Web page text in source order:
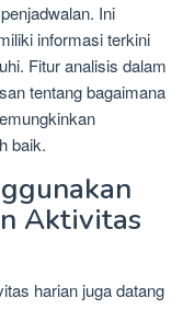
Ini
informasi terkini
Fitur analisis dalam
tentang bagaimana
baik.
Aktivitas
harian juga datang